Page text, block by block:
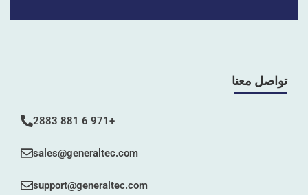
تواصل معنا
+971 6 881 2883
sales@generaltec.com
support@generaltec.com